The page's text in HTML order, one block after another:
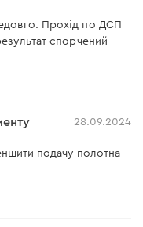
Прохід по ДСП
спорчений
28.09.2024
подачу полотна